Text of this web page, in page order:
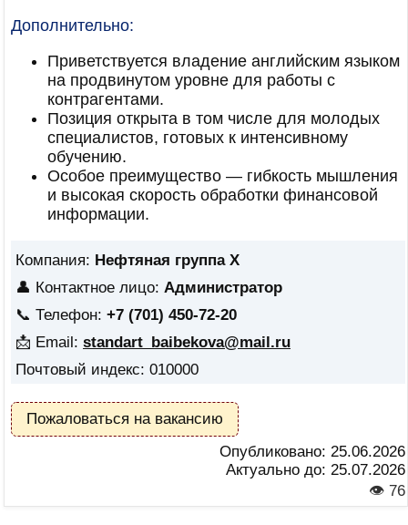
Дополнительно:
Приветствуется владение английским языком
на продвинутом уровне для работы с
контрагентами.
Позиция открыта в том числе для молодых
специалистов, готовых к интенсивному
обучению.
Особое преимущество — гибкость мышления
и высокая скорость обработки финансовой
информации.
Компания: Нефтяная группа X
👤 Контактное лицо: Администратор
📞 Телефон: +7 (701) 450-72-20
📩 Email: standart_baibekova@mail.ru
Почтовый индекс: 010000
Пожаловаться на вакансию
Опубликовано: 25.06.2026
Актуально до: 25.07.2026
👁 76